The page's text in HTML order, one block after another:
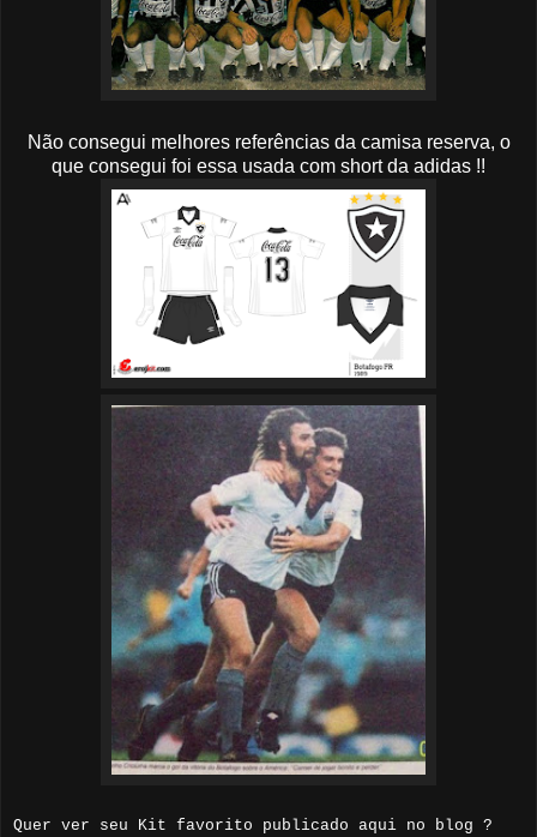
Não consegui melhores referências da camisa reserva, o
que consegui foi essa usada com short da adidas !!
Quer ver seu Kit favorito publicado aqui no blog ?